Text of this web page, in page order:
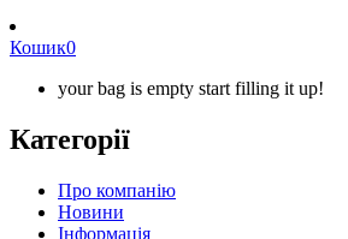
Кошик0
your bag is empty start filling it up!
Категорії
Про компанію
Новини
Інформація